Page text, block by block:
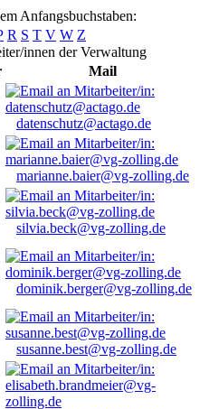
Anfangsbuchstaben:
R S T V W Z
innen der Verwaltung
Mail
datenschutz@actago.de
marianne.baier@vg-zolling.de
silvia.beck@vg-zolling.de
dominik.berger@vg-zolling.de
susanne.best@vg-zolling.de